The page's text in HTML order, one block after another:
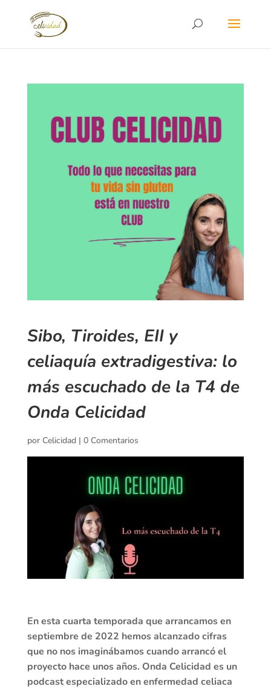
Sibo, Tiroides, EII y
celiaquía extradigestiva: lo
más escuchado de la T4 de
Onda Celicidad
por Celicidad| 0 Comentarios
En esta cuarta temporada que arrancamos en
septiembre de 2022 hemos alcanzado cifras
que no nos imaginábamos cuando arrancó el
proyecto hace unos años. Onda Celicidad es un
podcast especializado en enfermedad celiaca